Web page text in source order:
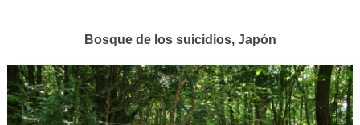
Bosque de los suicidios, Japón